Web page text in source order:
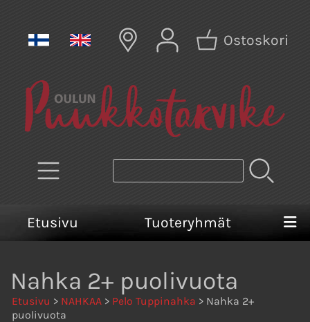
Ostoskori
Etusivu Tuoteryhmät
Nahka 2+ puolivuota
Etusivu > NAHKAA > Pelo Tuppinahka > Nahka 2+
puolivuota